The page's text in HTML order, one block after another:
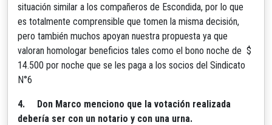
situación similar a los compañeros de Escondida, por lo que
es totalmente comprensible que tomen la misma decisión,
pero también muchos apoyan nuestra propuesta ya que
valoran homologar beneficios tales como el bono noche de $
14.500 por noche que se les paga a los socios del Sindicato
N°6
4. Don Marco menciono que la votación realizada
debería ser con un notario y con una urna.